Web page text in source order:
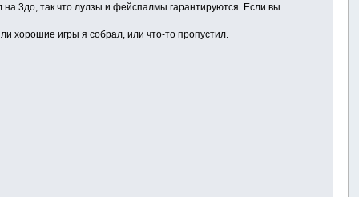
3до, так что лулзы и фейспалмы гарантируются. Если вы
хорошие игры я собрал, или что-то пропустил.